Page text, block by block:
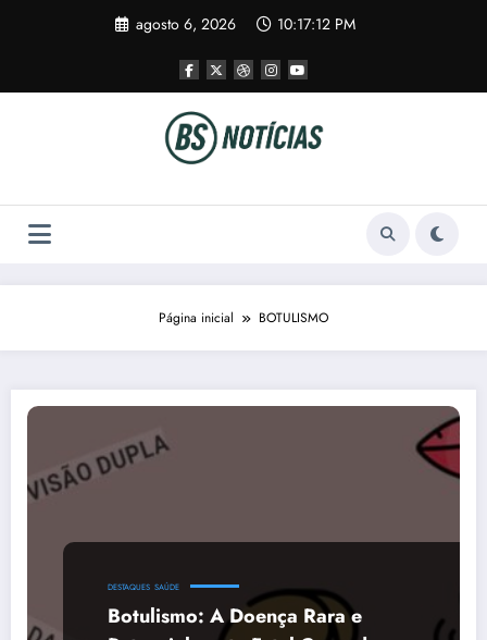
agosto 6, 2026 10:17:12 PM
Página inicial BOTULISMO
DESTAQUES SAÚDE
Botulismo: A Doença Rara e